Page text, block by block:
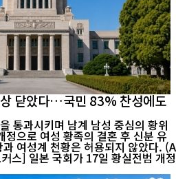
닫았다…국민 83% 찬성에도
통과시키며 남계 남성 중심의 황위
으로 여성 황족의 결혼 후 신분 유
여성계 천황은 허용되지 않았다. (A